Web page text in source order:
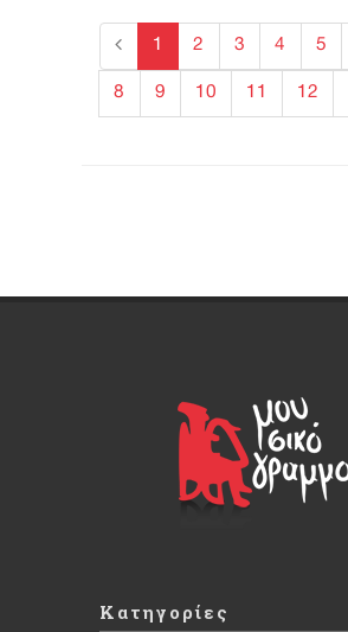
1 2 3 4 5
8 9 10 11 12
Κατηγορίες